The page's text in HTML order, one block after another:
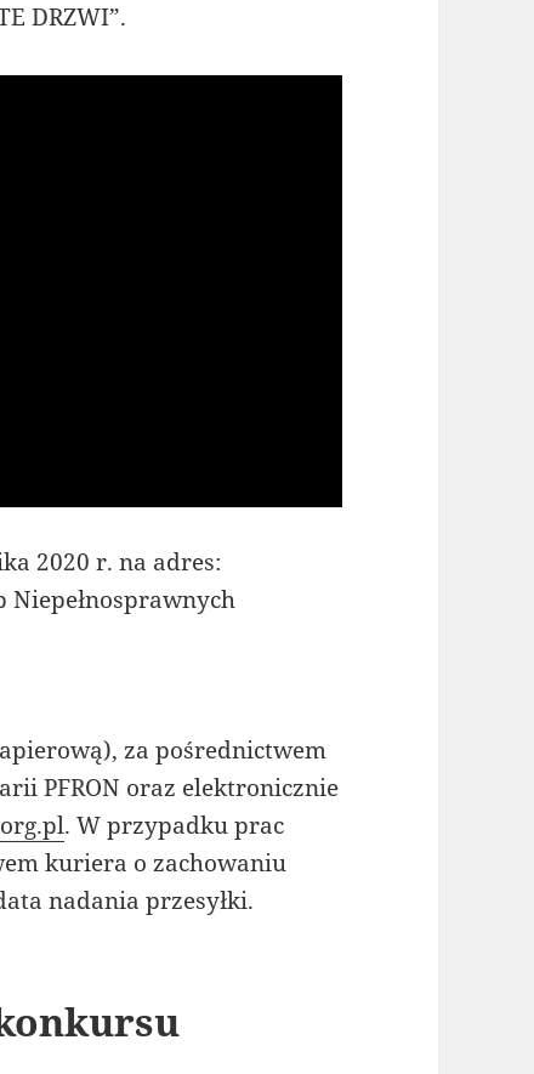
DRZWI”.
2020 r. na adres:
Niepełnosprawnych
za pośrednictwem
PFRON oraz elektronicznie
. W przypadku prac
kuriera o zachowaniu
nadania przesyłki.